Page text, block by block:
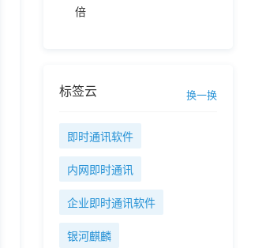
倍
标签云 换一换
即时通讯软件
内网即时通讯
企业即时通讯软件
银河麒麟